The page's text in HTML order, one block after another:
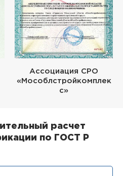
Ассоциация СРО
«Мособлстройкомплек
с»
расчет
по ГОСТ Р